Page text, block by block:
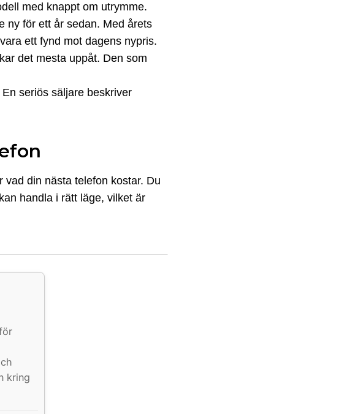
med knappt om utrymme.
ny för ett år sedan. Med årets
ett fynd mot dagens nypris.
det mesta uppåt. Den som
seriös säljare beskriver
din nästa telefon kostar. Du
handla i rätt läge, vilket är
kring